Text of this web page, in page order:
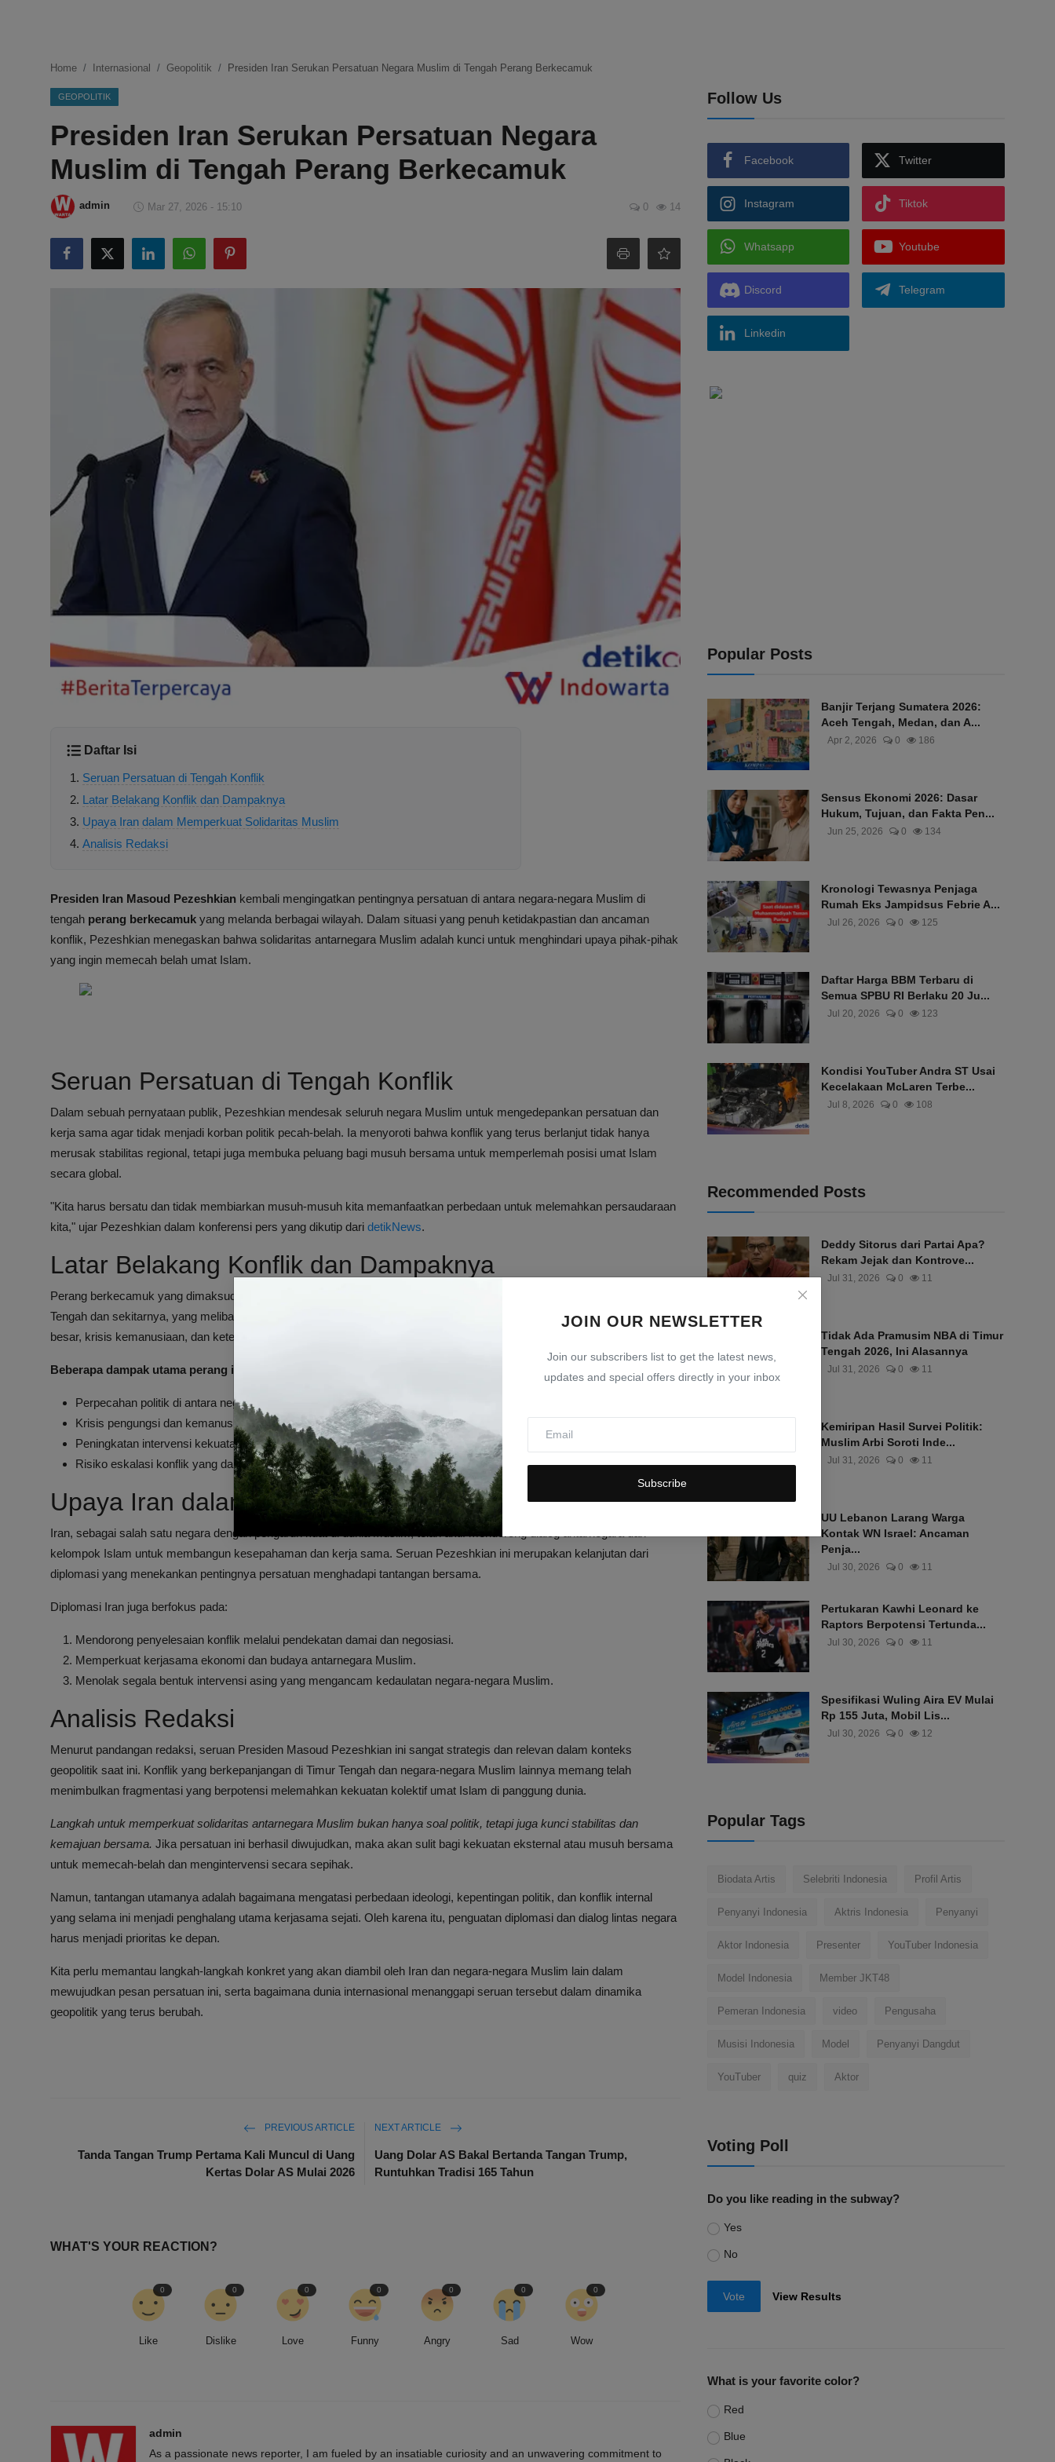
Ekonomi
Internasional
Teknologi
Hiburan
Kesehatan
JOIN OUR NEWSLETTER
Join our subscribers list to get the latest news,
updates and special offers directly in your inbox
Subscribe
Home Internasional Geopolitik Presiden Iran Serukan Persatuan Negara Muslim di Tengah Perang Berkecamuk
GEOPOLITIK
Presiden Iran Serukan Persatuan Negara
Muslim di Tengah Perang Berkecamuk
admin Mar 27, 2026 - 15:10 0 14
Daftar Isi
Seruan Persatuan di Tengah Konflik
Latar Belakang Konflik dan Dampaknya
Upaya Iran dalam Memperkuat Solidaritas Muslim
Analisis Redaksi
Presiden Iran Masoud Pezeshkian kembali mengingatkan pentingnya persatuan di antara negara-negara Muslim di
tengah perang berkecamuk yang melanda berbagai wilayah. Dalam situasi yang penuh ketidakpastian dan ancaman
konflik, Pezeshkian menegaskan bahwa solidaritas antarnegara Muslim adalah kunci untuk menghindari upaya pihak-pihak
yang ingin memecah belah umat Islam.
Seruan Persatuan di Tengah Konflik
Dalam sebuah pernyataan publik, Pezeshkian mendesak seluruh negara Muslim untuk mengedepankan persatuan dan
kerja sama agar tidak menjadi korban politik pecah-belah. Ia menyoroti bahwa konflik yang terus berlanjut tidak hanya
merusak stabilitas regional, tetapi juga membuka peluang bagi musuh bersama untuk memperlemah posisi umat Islam
secara global.
"Kita harus bersatu dan tidak membiarkan musuh-musuh kita memanfaatkan perbedaan untuk melemahkan persaudaraan
kita," ujar Pezeshkian dalam konferensi pers yang dikutip dari detikNews.
Latar Belakang Konflik dan Dampaknya
Perang berkecamuk yang dimaksud oleh Presiden Iran ini merujuk pada berbagai konflik yang terjadi di wilayah Timur
Tengah dan sekitarnya, yang melibatkan banyak aktor internasional dan regional. Konflik ini telah menyebabkan kerusakan
besar, krisis kemanusiaan, dan ketegangan politik yang mempersulit upaya damai.
Beberapa dampak utama perang ini antara lain:
Perpecahan politik di antara negara-negara Muslim yang justru memperlemah posisi kolektif mereka.
Krisis pengungsi dan kemanusiaan yang meluas, mengancam stabilitas sosial dan ekonomi.
Peningkatan intervensi kekuatan asing yang memiliki kepentingan terselubung.
Risiko eskalasi konflik yang dapat meluas ke wilayah lebih luas dan berdampak global.
Upaya Iran dalam Memperkuat Solidaritas Muslim
Iran, sebagai salah satu negara dengan pengaruh kuat di dunia Muslim, telah aktif mendorong dialog antarnegara dan
kelompok Islam untuk membangun kesepahaman dan kerja sama. Seruan Pezeshkian ini merupakan kelanjutan dari
diplomasi yang menekankan pentingnya persatuan menghadapi tantangan bersama.
Diplomasi Iran juga berfokus pada:
Mendorong penyelesaian konflik melalui pendekatan damai dan negosiasi.
Memperkuat kerjasama ekonomi dan budaya antarnegara Muslim.
Menolak segala bentuk intervensi asing yang mengancam kedaulatan negara-negara Muslim.
Analisis Redaksi
Menurut pandangan redaksi, seruan Presiden Masoud Pezeshkian ini sangat strategis dan relevan dalam konteks
geopolitik saat ini. Konflik yang berkepanjangan di Timur Tengah dan negara-negara Muslim lainnya memang telah
menimbulkan fragmentasi yang berpotensi melemahkan kekuatan kolektif umat Islam di panggung dunia.
Langkah untuk memperkuat solidaritas antarnegara Muslim bukan hanya soal politik, tetapi juga kunci stabilitas dan
kemajuan bersama. Jika persatuan ini berhasil diwujudkan, maka akan sulit bagi kekuatan eksternal atau musuh bersama
untuk memecah-belah dan mengintervensi secara sepihak.
Namun, tantangan utamanya adalah bagaimana mengatasi perbedaan ideologi, kepentingan politik, dan konflik internal
yang selama ini menjadi penghalang utama kerjasama sejati. Oleh karena itu, penguatan diplomasi dan dialog lintas negara
harus menjadi prioritas ke depan.
Kita perlu memantau langkah-langkah konkret yang akan diambil oleh Iran dan negara-negara Muslim lain dalam
mewujudkan pesan persatuan ini, serta bagaimana dunia internasional menanggapi seruan tersebut dalam dinamika
geopolitik yang terus berubah.
PREVIOUS ARTICLE
Tanda Tangan Trump Pertama Kali Muncul di Uang
Kertas Dolar AS Mulai 2026
NEXT ARTICLE
Uang Dolar AS Bakal Bertanda Tangan Trump,
Runtuhkan Tradisi 165 Tahun
WHAT'S YOUR REACTION?
Like
0
Dislike
0
Love
0
Funny
0
Angry
0
Sad
0
Wow
0
admin
As a passionate news reporter, I am fueled by an insatiable curiosity and an unwavering commitment to
Follow Us
Facebook Twitter
Instagram Tiktok
Whatsapp Youtube
Discord Telegram
Linkedin
Popular Posts
Banjir Terjang Sumatera 2026:
Aceh Tengah, Medan, dan A...
Apr 2, 2026 0 186
Sensus Ekonomi 2026: Dasar
Hukum, Tujuan, dan Fakta Pen...
Jun 25, 2026 0 134
Kronologi Tewasnya Penjaga
Rumah Eks Jampidsus Febrie A...
Jul 26, 2026 0 125
Daftar Harga BBM Terbaru di
Semua SPBU RI Berlaku 20 Ju...
Jul 20, 2026 0 123
Kondisi YouTuber Andra ST Usai
Kecelakaan McLaren Terbe...
Jul 8, 2026 0 108
Recommended Posts
Deddy Sitorus dari Partai Apa?
Rekam Jejak dan Kontrove...
Jul 31, 2026 0 11
Tidak Ada Pramusim NBA di Timur
Tengah 2026, Ini Alasannya
Jul 31, 2026 0 11
Kemiripan Hasil Survei Politik:
Muslim Arbi Soroti Inde...
Jul 31, 2026 0 11
UU Lebanon Larang Warga
Kontak WN Israel: Ancaman
Penja...
Jul 30, 2026 0 11
Pertukaran Kawhi Leonard ke
Raptors Berpotensi Tertunda...
Jul 30, 2026 0 11
Spesifikasi Wuling Aira EV Mulai
Rp 155 Juta, Mobil Lis...
Jul 30, 2026 0 12
Popular Tags
Biodata Artis Selebriti Indonesia Profil Artis
Penyanyi Indonesia Aktris Indonesia Penyanyi
Aktor Indonesia Presenter YouTuber Indonesia
Model Indonesia Member JKT48
Pemeran Indonesia video Pengusaha
Musisi Indonesia Model Penyanyi Dangdut
YouTuber quiz Aktor
Voting Poll
Do you like reading in the subway?
Yes
No
Vote View Results
What is your favorite color?
Red
Blue